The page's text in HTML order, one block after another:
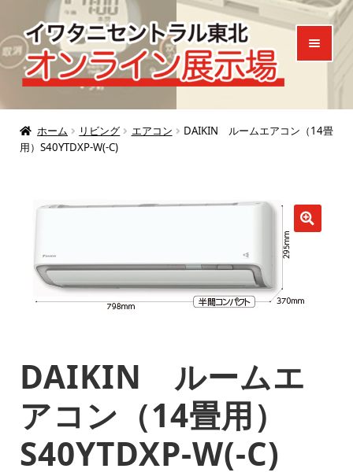
ナ
ビ
ゲ
ー
シ
ョ
ン
コ
ン
テ
ン
ツ
へ
ス
ホーム
お問い合わせ
ホーム リビング エアコン
DAIKIN ルームエアコン（14畳
用）S40YTDXP-W(-C)
DAIKIN ルームエ
アコン（14畳用）
S40YTDXP-W(-C)